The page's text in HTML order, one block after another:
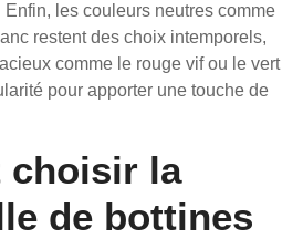
les couleurs neutres comme
restent des choix intemporels,
comme le rouge vif ou le vert
pour apporter une touche de
choisir la
de bottines